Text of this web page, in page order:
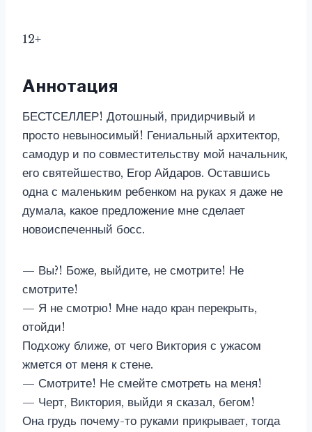
12+
Аннотация
БЕСТСЕЛЛЕР! Дотошный, придирчивый и
просто невыносимый! Гениальный архитектор,
самодур и по совместительству мой начальник,
его святейшество, Егор Айдаров. Оставшись
одна с маленьким ребенком на руках я даже не
думала, какое предложение мне сделает
новоиспеченный босс.
— Вы?! Боже, выйдите, не смотрите! Не
смотрите!
— Я не смотрю! Мне надо кран перекрыть,
отойди!
Подхожу ближе, от чего Виктория с ужасом
жмется от меня к стене.
— Смотрите! Не смейте смотреть на меня!
— Черт, Виктория, выйди я сказал, бегом!
Она грудь почему-то руками прикрывает, тогда